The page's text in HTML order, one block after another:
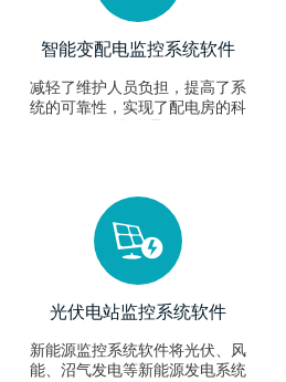
智能变配电监控系统软件
减轻了维护人员负担，提高了系
统的可靠性，实现了配电房的科
光伏电站监控系统软件
新能源监控系统软件将光伏、风
能、沼气发电等新能源发电系统